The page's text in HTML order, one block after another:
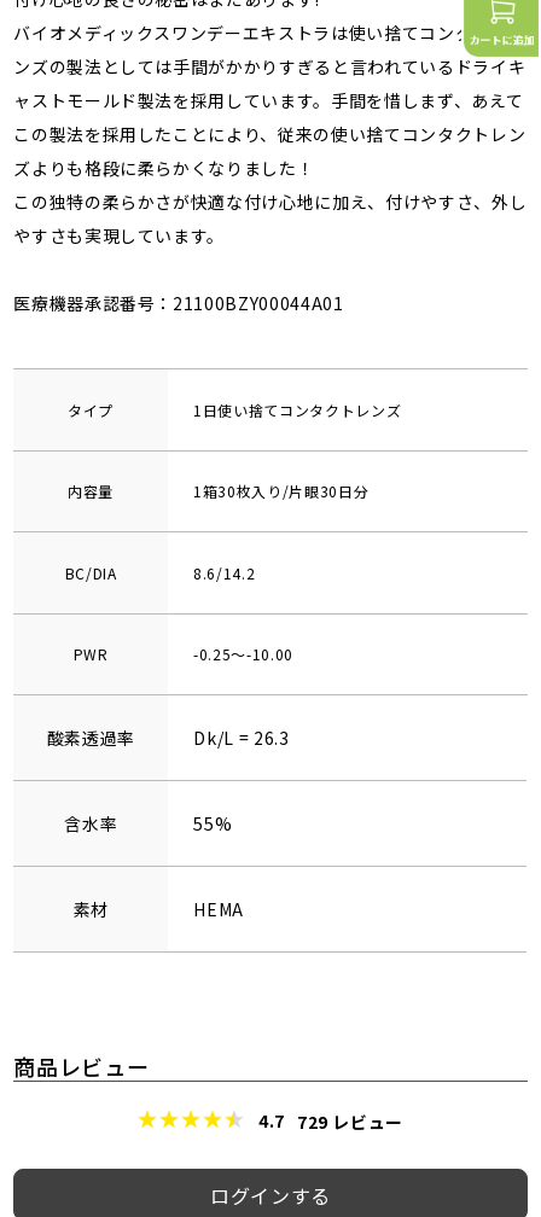
バイオメディックスワンデーエキストラは使い捨てコンタクトレ
ンズの製法としては手間がかかりすぎると言われているドライキ
ャストモールド製法を採用しています。手間を惜しまず、あえて
この製法を採用したことにより、従来の使い捨てコンタクトレン
ズよりも格段に柔らかくなりました！
この独特の柔らかさが快適な付け心地に加え、付けやすさ、外し
やすさも実現しています。
医療機器承認番号：21100BZY00044A01
タイプ 1日使い捨てコンタクトレンズ
内容量 1箱30枚入り/片眼30日分
BC/DIA 8.6/14.2
PWR -0.25～-10.00
酸素透過率 Dk/L = 26.3
含水率 55%
素材 HEMA
商品レビュー
4.7 729 レビュー
ログインする